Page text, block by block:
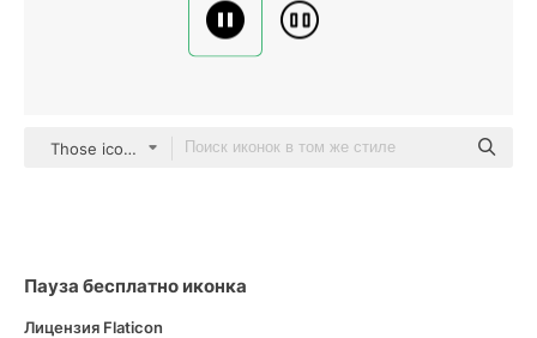
Those icons Fill
Пауза бесплатно иконка
Лицензия Flaticon